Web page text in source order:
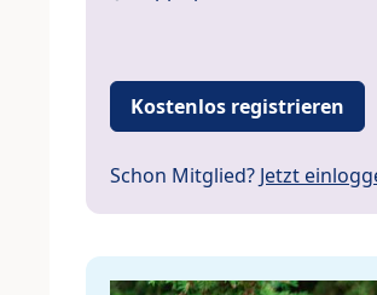
Kostenlos registrieren
Schon Mitglied? Jetzt